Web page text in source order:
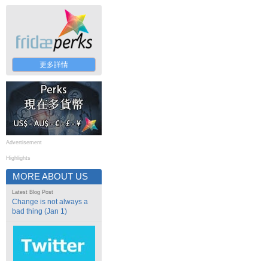
更多詳情
Advertisement
Highlights
MORE ABOUT US
Latest Blog Post
Change is not always a
bad thing (Jan 1)